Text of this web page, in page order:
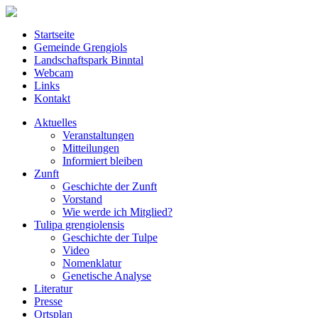
Startseite
Gemeinde Grengiols
Landschaftspark Binntal
Webcam
Links
Kontakt
Aktuelles
Veranstaltungen
Mitteilungen
Informiert bleiben
Zunft
Geschichte der Zunft
Vorstand
Wie werde ich Mitglied?
Tulipa grengiolensis
Geschichte der Tulpe
Video
Nomenklatur
Genetische Analyse
Literatur
Presse
Ortsplan